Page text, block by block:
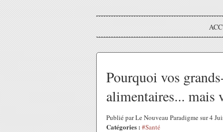
Pourquoi vos
alimentaires... mais
Publié par Le Nouveau Paradigme sur 4
Catégories : #Santé